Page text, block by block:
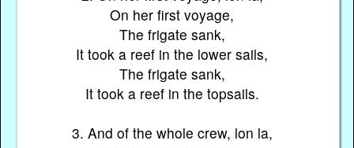
On her first voyage,
The frigate sank,
It took a reef in the lower sails,
The frigate sank,
It took a reef in the topsails.
3. And of the whole crew, lon la,